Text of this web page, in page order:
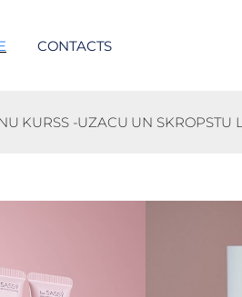
CONTACTS
KURSS -UZACU UN SKROPSTU